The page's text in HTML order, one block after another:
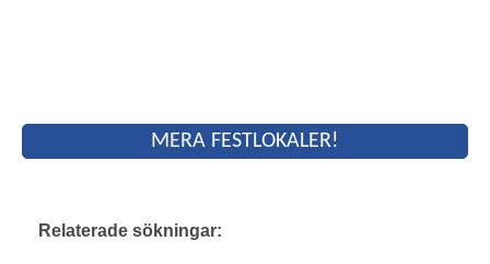
MERA FESTLOKALER!
Relaterade sökningar: